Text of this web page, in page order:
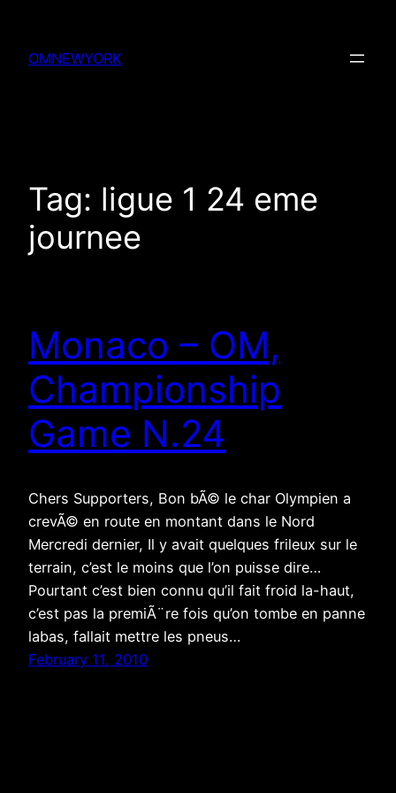
content
OMNEWYORK
Tag: ligue 1 24 eme
journee
Monaco – OM,
Championship
Game N.24
Chers Supporters, Bon bÃ© le char Olympien a
crevÃ© en route en montant dans le Nord
Mercredi dernier, Il y avait quelques frileux sur le
terrain, c’est le moins que l’on puisse dire…
Pourtant c’est bien connu qu’il fait froid la-haut,
c’est pas la premiÃ¨re fois qu’on tombe en panne
labas, fallait mettre les pneus…
February 11, 2010